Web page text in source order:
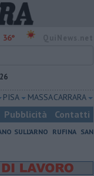
36°
PISA MASSA CARRARA
Pubblicità Contatti
SULL'ARNO RUFINA SAN